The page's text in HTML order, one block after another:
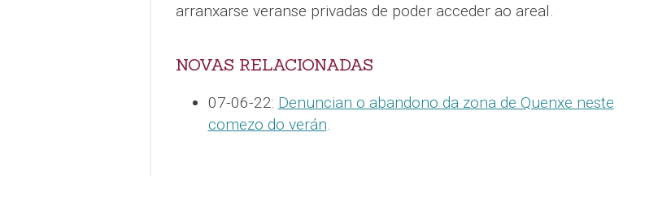
arranxarse veranse privadas de poder acceder ao areal.
NOVAS RELACIONADAS
07-06-22: Denuncian o abandono da zona de Quenxe neste
comezo do verán.